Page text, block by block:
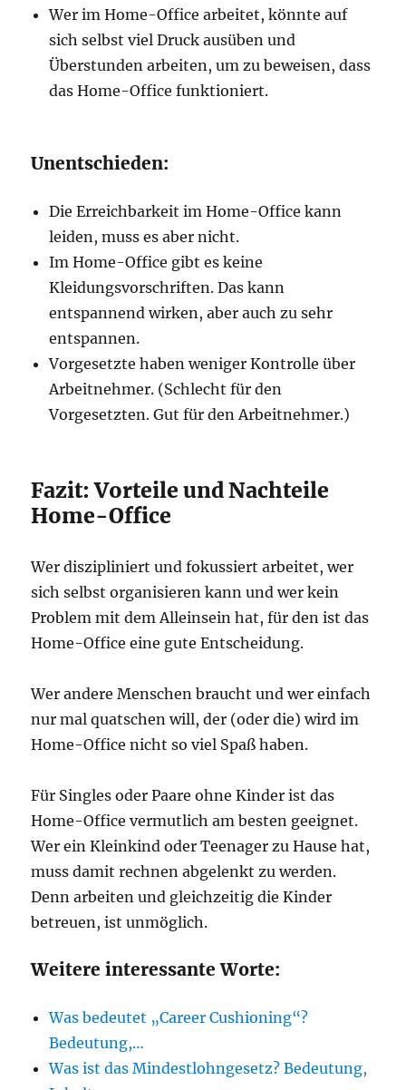
Wer im Home-Office arbeitet, könnte auf
sich selbst viel Druck ausüben und
Überstunden arbeiten, um zu beweisen, dass
das Home-Office funktioniert.
Unentschieden:
Die Erreichbarkeit im Home-Office kann
leiden, muss es aber nicht.
Im Home-Office gibt es keine
Kleidungsvorschriften. Das kann
entspannend wirken, aber auch zu sehr
entspannen.
Vorgesetzte haben weniger Kontrolle über
Arbeitnehmer. (Schlecht für den
Vorgesetzten. Gut für den Arbeitnehmer.)
Fazit: Vorteile und Nachteile
Home-Office
Wer diszipliniert und fokussiert arbeitet, wer
sich selbst organisieren kann und wer kein
Problem mit dem Alleinsein hat, für den ist das
Home-Office eine gute Entscheidung.
Wer andere Menschen braucht und wer einfach
nur mal quatschen will, der (oder die) wird im
Home-Office nicht so viel Spaß haben.
Für Singles oder Paare ohne Kinder ist das
Home-Office vermutlich am besten geeignet.
Wer ein Kleinkind oder Teenager zu Hause hat,
muss damit rechnen abgelenkt zu werden.
Denn arbeiten und gleichzeitig die Kinder
betreuen, ist unmöglich.
Weitere interessante Worte:
Was bedeutet „Career Cushioning“?
Bedeutung,…
Was ist das Mindestlohngesetz? Bedeutung,